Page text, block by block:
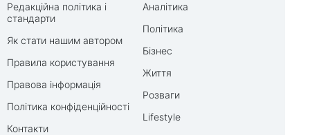
Редакційна політика і
стандарти
Як стати нашим автором
Правила користування
Правова інформація
Політика конфіденційності
Контакти
Аналітика
Політика
Бізнес
Життя
Розваги
Lifestyle